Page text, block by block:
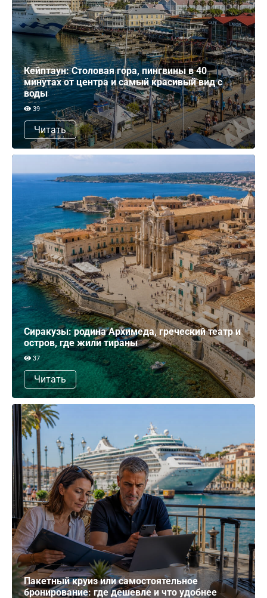
Кейптаун: Столовая гора, пингвины в 40
минутах от центра и самый красивый вид с
воды
39
Читать
Сиракузы: родина Архимеда, греческий театр и
остров, где жили тираны
37
Читать
Пакетный круиз или самостоятельное
бронирование: где дешевле и что удобнее